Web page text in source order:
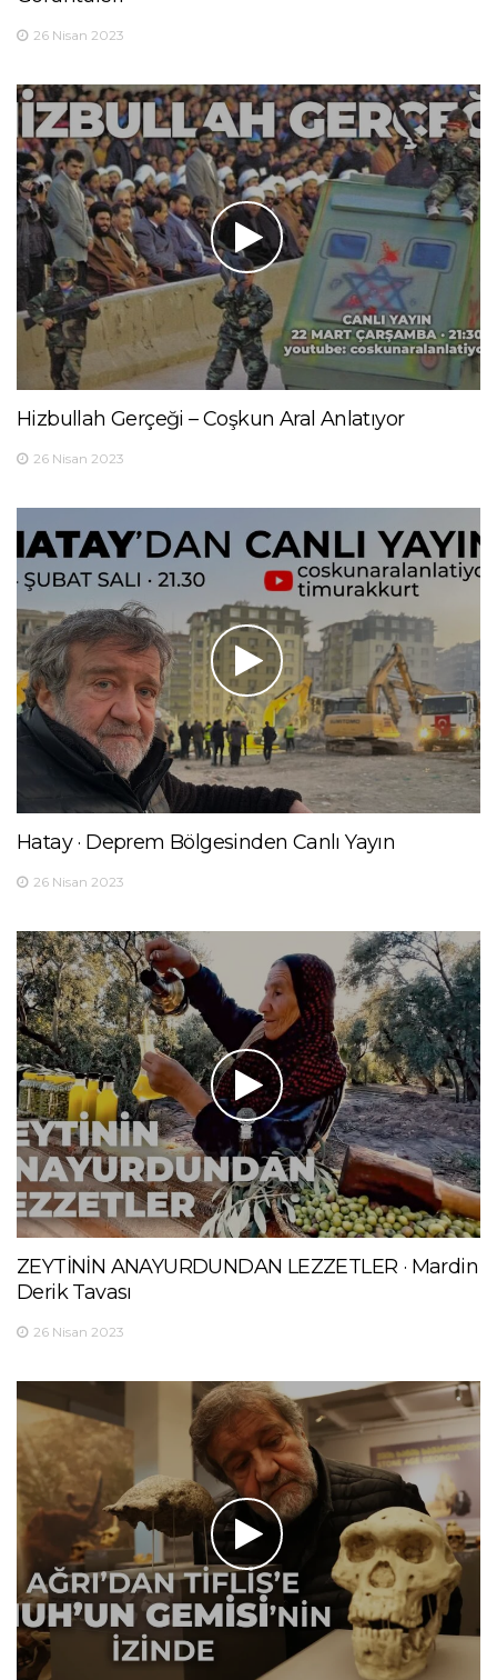
26 Nisan 2023
Hizbullah Gerçeği – Coşkun Aral Anlatıyor
26 Nisan 2023
Hatay · Deprem Bölgesinden Canlı Yayın
26 Nisan 2023
ZEYTİNİN ANAYURDUNDAN LEZZETLER · Mardin
Derik Tavası
26 Nisan 2023